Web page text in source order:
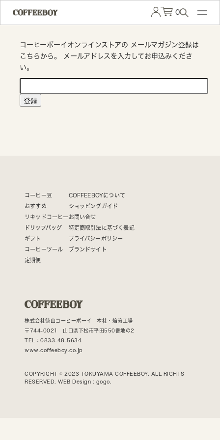
0
コーヒーボーイオンラインストアの メールマガジン登録は
こちらから。 メールアドレスを入力してお申込みくださ
い。
コーヒー豆
おすすめ
リキッドコーヒー
ドリップバッグ
ギフト
コーヒーツール
定期便
COFFEEBOYについて
ショッピングガイド
お問い合せ
特定商取引法に基づく表記
プライバシーポリシー
ブランドサイト
株式会社徳山コーヒーボーイ 本社・焙煎工場
〒744-0021 山口県下松市平田550番地の2
TEL：0833-48-5634
www.coffeeboy.co.jp
COPYRIGHT © 2023 TOKUYAMA COFFEEBOY. ALL RIGHTS
RESERVED. WEB Design : gogo.